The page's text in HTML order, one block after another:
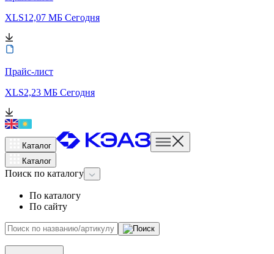
XLS12,07 МБ Сегодня
Прайс-лист
XLS2,23 МБ Сегодня
Каталог
Каталог
Поиск по каталогу
По каталогу
По сайту